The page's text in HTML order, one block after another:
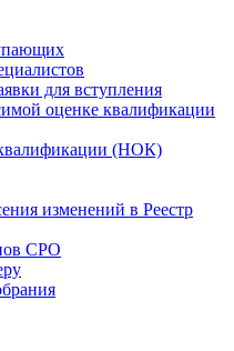
для вступления
оценке квалификации
(НОК)
изменений в Реестр
СРО